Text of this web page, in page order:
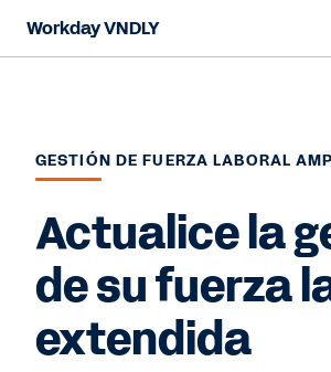
Workday VNDLY
Beneficios
Recursos
Ver demo
GESTIÓN DE FUERZA LABORAL
Actualice la
de su fuerza
extendida